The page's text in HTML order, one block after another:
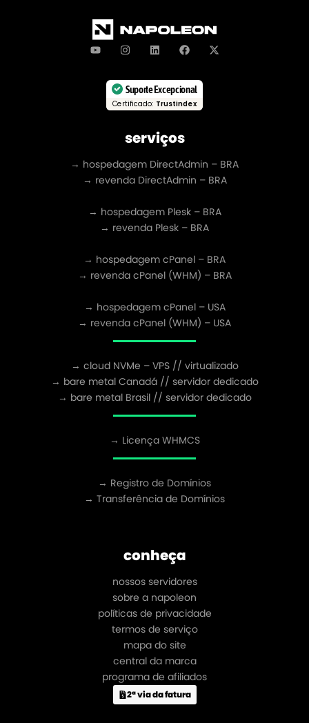
Suporte Excepcional
Certificado: Trustindex
serviços
→ hospedagem DirectAdmin – BRA
→ revenda DirectAdmin – BRA
→ hospedagem Plesk – BRA
→ revenda Plesk – BRA
→ hospedagem cPanel – BRA
→ revenda cPanel (WHM) – BRA
→ hospedagem cPanel – USA
→ revenda cPanel (WHM) – USA
→ cloud NVMe – VPS // virtualizado
→ bare metal Canadá // servidor dedicado
→ bare metal Brasil // servidor dedicado
→ Licença WHMCS
→ Registro de Domínios
→ Transferência de Domínios
conheça
nossos servidores
sobre a napoleon
políticas de privacidade
termos de serviço
mapa do site
central da marca
programa de afiliados
2ª via da fatura